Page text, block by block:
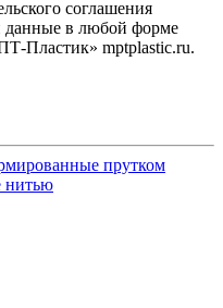
соглашения
данные в любой форме
Пластик» mptplastic.ru.
прутком
нитью